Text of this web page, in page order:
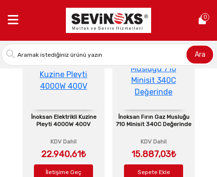
0
Ara
İnoksan Elektrikli Kuzine
Pleyti 4000W 400V
KDV Dahil
22.940,61₺
İletişime Geç
İnoksan Fırın Gaz Musluğu
710 Minisit 340C Değerinde
KDV Dahil
15.887,03₺
Sepete Ekle